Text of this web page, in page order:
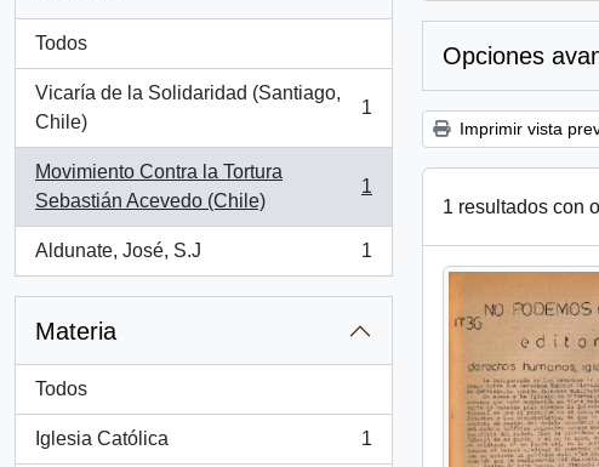
Todos
Vicaría de la Solidaridad (Santiago,
Chile)
, 1 resultados
1
Movimiento Contra la Tortura
Sebastián Acevedo (Chile)
, 1 resultados
1
Aldunate, José, S.J
, 1 resultados
1
Materia
Todos
Iglesia Católica
, 1 resultados
1
Opciones
Imprimir vista
1 resultados con